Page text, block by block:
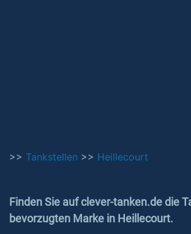
>> Tankstellen >> Heillecourt
Finden Sie auf clever-tanken.de die
bevorzugten Marke in Heillecourt.